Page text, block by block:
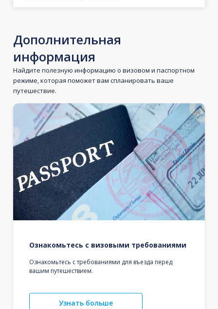
Дополнительная
информация
Найдите полезную информацию о визовом и паспортном
режиме, которая поможет вам спланировать ваше
путешествие.
Ознакомьтесь с визовыми требованиями
Ознакомьтесь с требованиями для въезда перед
вашим путешествием.
Узнать больше